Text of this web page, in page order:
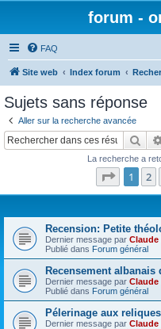
forum -
FAQ
Site web Index forum
Sujets sans réponse
Aller sur la recherche avancée
La recherche a
Page 1
1 2
Recension: Petite
Dernier message par Claude
Publié dans Forum général
Recensement albanais
Dernier message par Claude
Publié dans Forum général
Pélerinage aux
Dernier message par Claude